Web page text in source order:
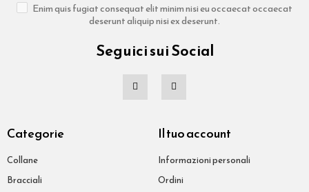
Enim quis fugiat consequat elit minim nisi eu occaecat occaecat
deserunt aliquip nisi ex deserunt.
Seguici sui Social
Categorie
Collane
Bracciali
Il tuo account
Informazioni personali
Ordini